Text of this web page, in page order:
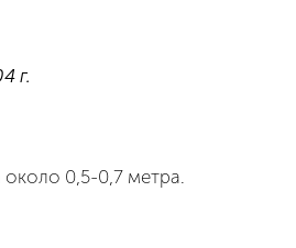
г.
около 0,5-0,7 метра.